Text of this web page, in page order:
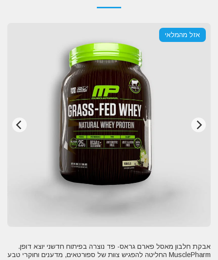
אזל מהמלאי
MusclePharm החליטה להפגיש צוות של ספורטאים, מדענים וחוקרי טבע